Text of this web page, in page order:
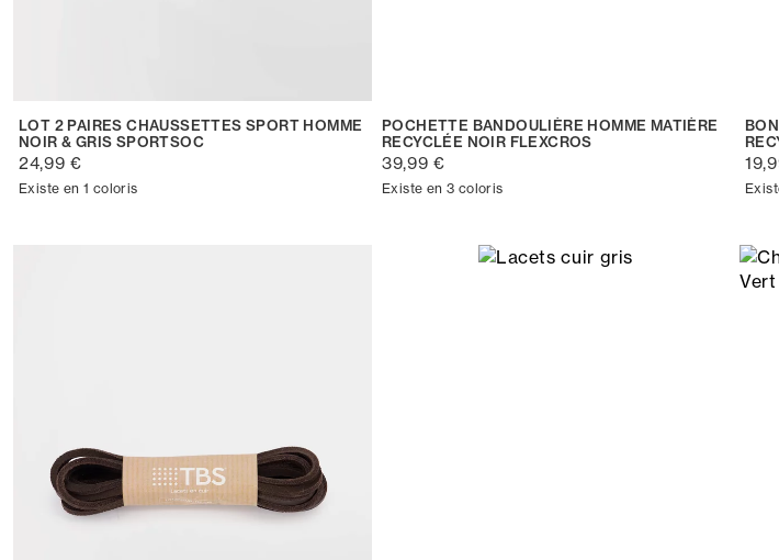
LOT 2 PAIRES CHAUSSETTES SPORT HOMME
NOIR & GRIS SPORTSOC
24,99 €
Existe en 1 coloris
POCHETTE BANDOULIÈRE HOMME MATIÈRE
RECYCLÉE NOIR FLEXCROS
39,99 €
Existe en 3 coloris